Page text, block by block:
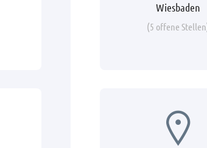
Wiesbaden
(5 offene